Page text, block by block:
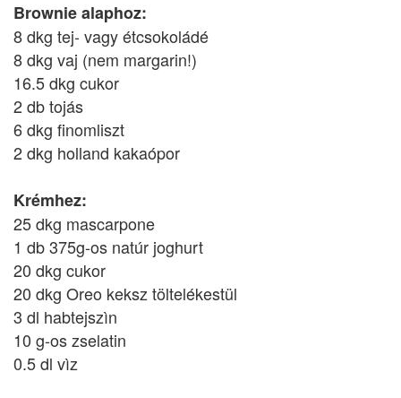
Brownie alaphoz:
8 dkg tej- vagy étcsokoládé
8 dkg vaj (nem margarin!)
16.5 dkg cukor
2 db tojás
6 dkg finomliszt
2 dkg holland kakaópor
Krémhez:
25 dkg mascarpone
1 db 375g-os natúr joghurt
20 dkg cukor
20 dkg Oreo keksz töltelékestül
3 dl habtejszìn
10 g-os zselatin
0.5 dl vìz